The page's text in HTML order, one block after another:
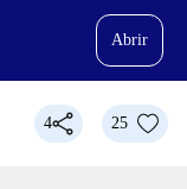
Abrir
4 25